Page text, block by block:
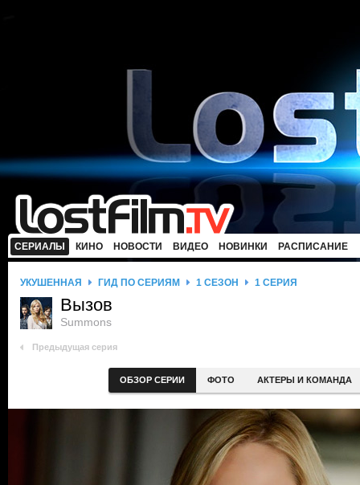
СЕРИАЛЫ КИНО НОВОСТИ ВИДЕО НОВИНКИ РАСПИСАНИЕ
УКУШЕННАЯ ГИД ПО СЕРИЯМ 1 СЕЗОН 1 СЕРИЯ
Вызов
Summons
Предыдущая серия
ОБЗОР СЕРИИ ФОТО АКТЕРЫ И КОМАНДА